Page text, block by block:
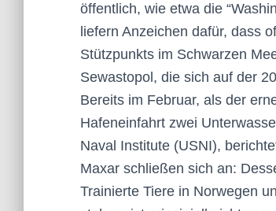
öffentlich, wie etwa die
liefern Anzeichen dafür, dass
Stützpunkts im Schwarzen
Sewastopol, die sich auf der
Bereits im Februar, als der
Hafeneinfahrt zwei
Naval Institute (USNI),
Maxar schließen sich an:
Trainierte Tiere in Norwegen